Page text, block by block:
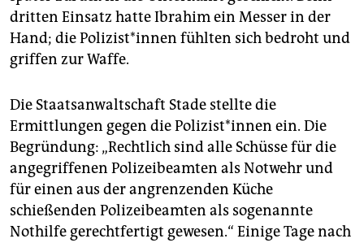
dritten Einsatz hatte Ibrahim ein Messer in der
Hand; die Po­li­zis­t*in­nen fühlten sich bedroht und
griffen zur Waffe.
Die Staatsanwaltschaft Stade stellte die
Ermittlungen gegen die Po­li­zis­t*in­nen ein. Die
Begründung: „Rechtlich sind alle Schüsse für die
angegriffenen Polizeibeamten als Notwehr und
für einen aus der angrenzenden Küche
schießenden Polizeibeamten als sogenannte
Nothilfe gerechtfertigt gewesen.“ Einige Tage nach